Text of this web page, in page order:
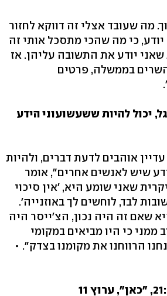
מה שעובד אצלי זה דווקא לחזור
כי מה שהכי מתסכל אותי זה
יודע את התשובה עליהן. אז
בממשלה, פרטים
יכול להיות ששעשועוני הידע
אוהבים לדעת דברים, ולהיות
שיש לאנשים אחרים", אומר
שאני שומע היא, 'אין סיכוי
לבד, לוחשים לך באוזנייה'.
שאם זה היה נכון, הצ'ייסר היה
ממני כי היו מביאים במקומי
הרווחנו את מקומנו בצדק". •